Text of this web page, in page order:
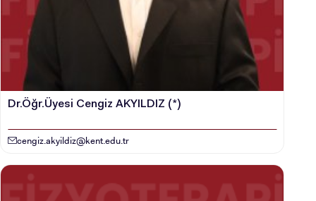
Dr.Öğr.Üyesi Cengiz AKYILDIZ (*)
cengiz.akyildiz@kent.edu.tr